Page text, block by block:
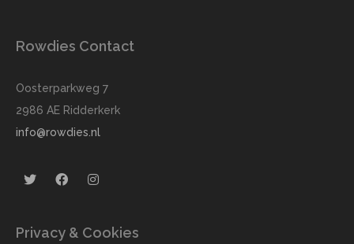
Rowdies Contact
Oosterparkweg 7
2986 AE Ridderkerk
info@rowdies.nl
Privacy & Cookies